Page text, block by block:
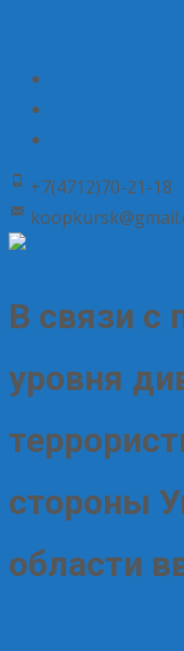
+7(4712)70-21-18
В связи с
уровня
стороны
области